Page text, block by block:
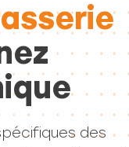
des